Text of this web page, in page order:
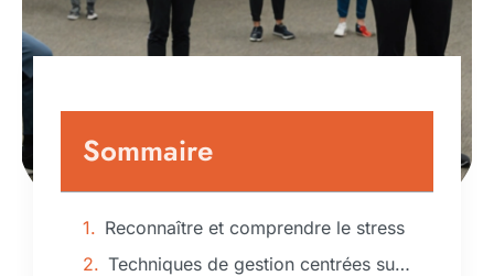
Sommaire
Reconnaître et comprendre le stress
Techniques de gestion centrées sur le corps